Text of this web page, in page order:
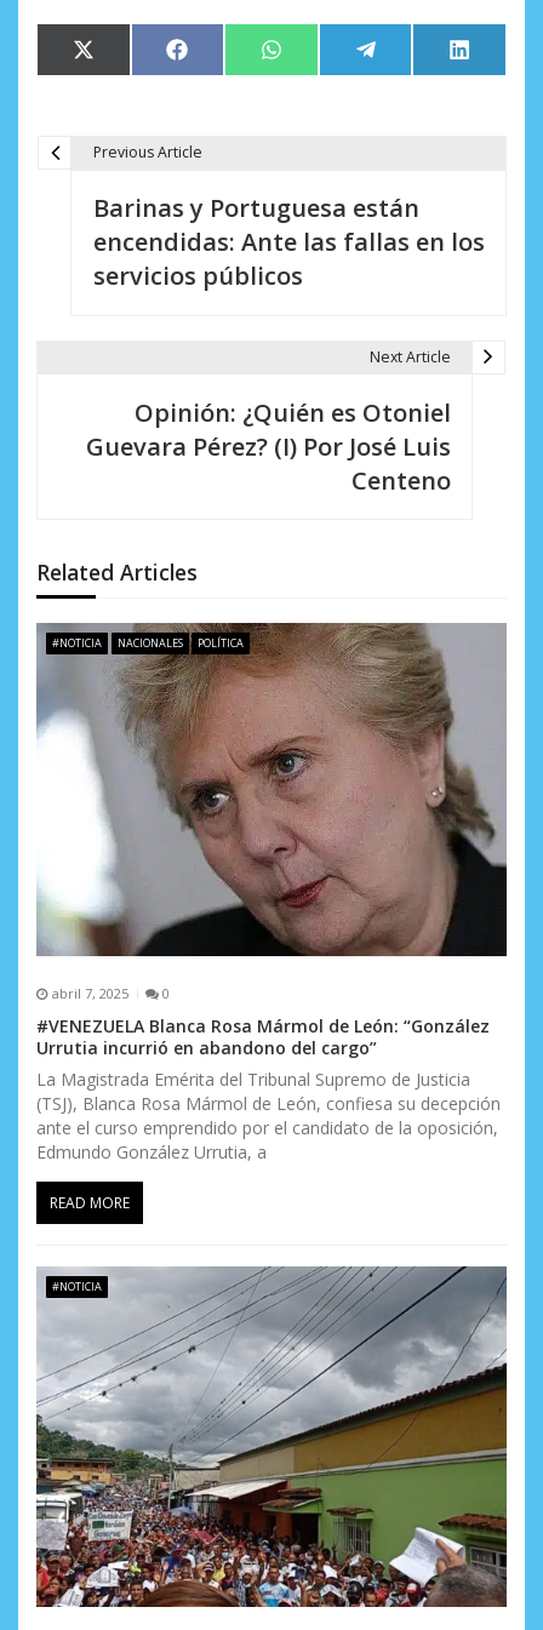
Compartir
en
X
(Twitter)
Compartir
en
Facebook Compartir
en
WhatsApp Compartir
en
Telegram
en
LinkedIn
n
d
e
n
a
d
a
s
Previous Article
Barinas y Portuguesa están
encendidas: Ante las fallas en los
servicios públicos
Next Article
Opinión: ¿Quién es Otoniel
Guevara Pérez? (I) Por José Luis
Centeno
Related Articles
#NOTICIA NACIONALES POLÍTICA
abril 7, 2025 0
#VENEZUELA Blanca Rosa Mármol de León: “González
Urrutia incurrió en abandono del cargo”
La Magistrada Emérita del Tribunal Supremo de Justicia
(TSJ), Blanca Rosa Mármol de León, confiesa su decepción
ante el curso emprendido por el candidato de la oposición,
Edmundo González Urrutia, a
READ MORE
#NOTICIA